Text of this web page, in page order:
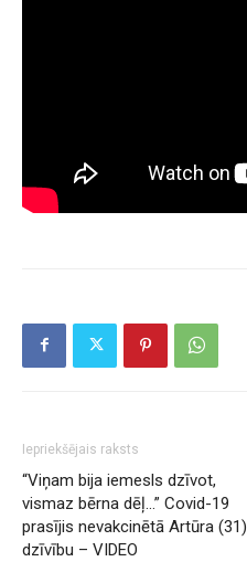
Iepriekšējais raksts
“Viņam bija iemesls dzīvot,
vismaz bērna dēļ…” Covid-19
prasījis nevakcinētā Artūra (31)
dzīvību – VIDEO